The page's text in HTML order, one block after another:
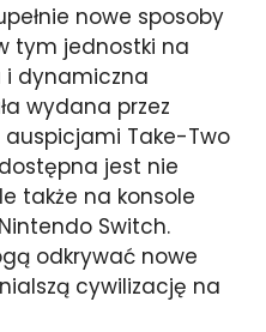
nowe sposoby
tym jednostki na
i dynamiczna
wydana przez
auspicjami Take-Two
jest nie
także na konsole
Switch.
odkrywać nowe
cywilizację na